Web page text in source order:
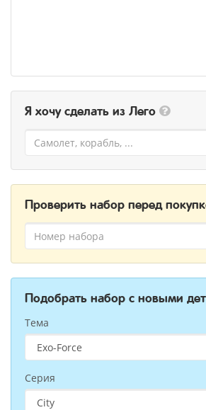
Я хочу сделать из Лего
Проверить набор перед
Подобрать набор с новыми
Тема
Серия